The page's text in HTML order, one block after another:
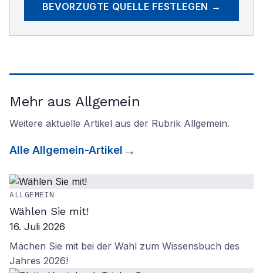
BEVORZUGTE QUELLE FESTLEGEN →
Mehr aus Allgemein
Weitere aktuelle Artikel aus der Rubrik Allgemein.
Alle Allgemein-Artikel
ALLGEMEIN
Wählen Sie mit!
16. Juli 2026
Machen Sie mit bei der Wahl zum Wissensbuch des
Jahres 2026!